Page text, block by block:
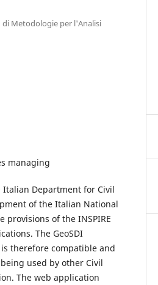
di Metodologie per l'Analisi
managing
Italian Department for Civil
of the Italian National
of the INSPIRE
The GeoSDI
therefore compatible and
used by other Civil
The web application